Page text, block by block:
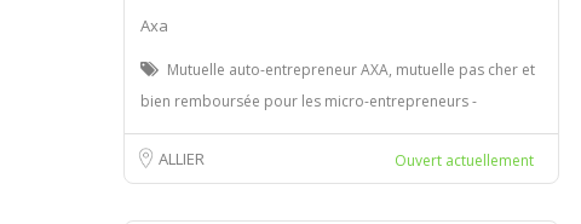
Axa
Mutuelle auto-entrepreneur AXA, mutuelle pas cher et
bien remboursée pour les micro-entrepreneurs -
ALLIER Ouvert actuellement